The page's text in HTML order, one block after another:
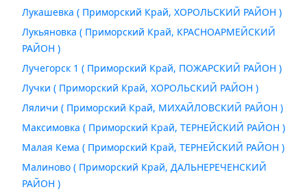
Лукашевка ( Приморский Край, ХОРОЛЬСКИЙ РАЙОН )
Лукьяновка ( Приморский Край, КРАСНОАРМЕЙСКИЙ
РАЙОН )
Лучегорск 1 ( Приморский Край, ПОЖАРСКИЙ РАЙОН )
Лучки ( Приморский Край, ХОРОЛЬСКИЙ РАЙОН )
Ляличи ( Приморский Край, МИХАЙЛОВСКИЙ РАЙОН )
Максимовка ( Приморский Край, ТЕРНЕЙСКИЙ РАЙОН )
Малая Кема ( Приморский Край, ТЕРНЕЙСКИЙ РАЙОН )
Малиново ( Приморский Край, ДАЛЬНЕРЕЧЕНСКИЙ
РАЙОН )